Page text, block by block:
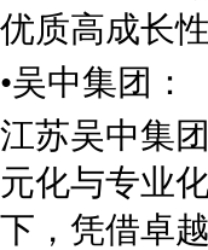
优质高成长
•吴中集团：
江苏吴中集
元化与专业
下，凭借卓